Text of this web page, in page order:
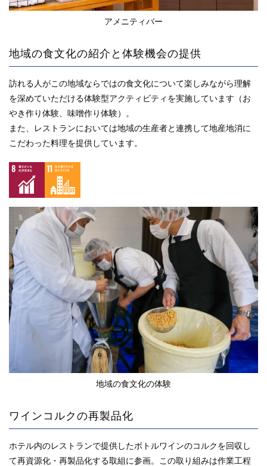
アメニティバー
地域の食文化の紹介と体験機会の提供
訪れる人がこの地域ならではの食文化について楽しみながら理解
を深めていただける体験型アクティビティを実施しています（お
やき作り体験、味噌作り体験）。
また、レストランにおいては地域の生産者と連携して地産地消に
こだわった料理を提供しています。
地域の食文化の体験
ワインコルクの再製品化
ホテル内のレストランで提供したボトルワインのコルクを回収し
て再資源化・再製品化する取組に参画。この取り組みは作業工程